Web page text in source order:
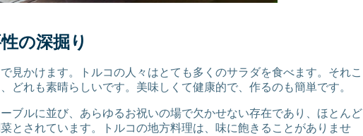
の深掘り
見かけます。トルコの人々はとても多くのサラダを食べます。それこ
どれも素晴らしいです。美味しくて健康的で、作るのも簡単です。
ブルに並び、あらゆるお祝いの場で欠かせない存在であり、ほとんど
とされています。トルコの地方料理は、味に飽きることがありませ